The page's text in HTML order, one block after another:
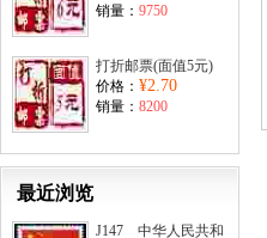
销量： 9750
打折邮票(面值5元)
价格： ¥2.70
销量： 8200
最近浏览
J147 中华人民共和